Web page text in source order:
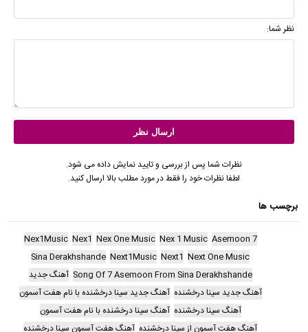
نظر شما:
نظرات شما پس از بررسی و تایید نمایش داده می شود.
لطفا نظرات خود را فقط در مورد مطلب بالا ارسال کنید.
برچسب ها
7 Asemoon
Nex 1 Music
Nex One Music
Nex1
Nex1Music
Next One Music
Next1
Next1Music
Sina Derakhshande
Song Of 7 Asemoon From Sina Derakhshande آهنگ جدید
آهنگ جدید سینا درخشنده آهنگ جدید سینا درخشنده با نام هفت آسمون
آهنگ سینا درخشنده آهنگ سینا درخشنده با نام هفت آسمون
آهنگ هفت آسمون از سینا درخشنده آهنگ هفت آسمون سینا درخشنده